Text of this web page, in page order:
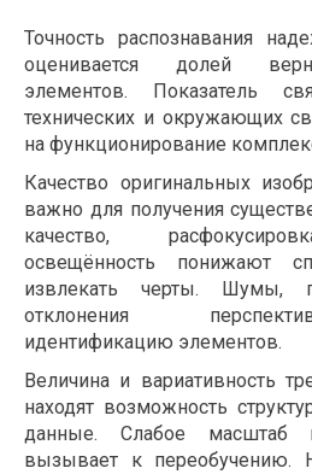
Точность распознавания
оценивается долей
элементов. Показатель
технических и окружающих
на функционирование
Качество оригинальных
важно для получения
качество,
освещённость понижают
извлекать черты. Шумы,
отклонения
идентификацию элементов.
Величина и вариативность
находят возможность
данные. Слабое масштаб
вызывает к переобучению.